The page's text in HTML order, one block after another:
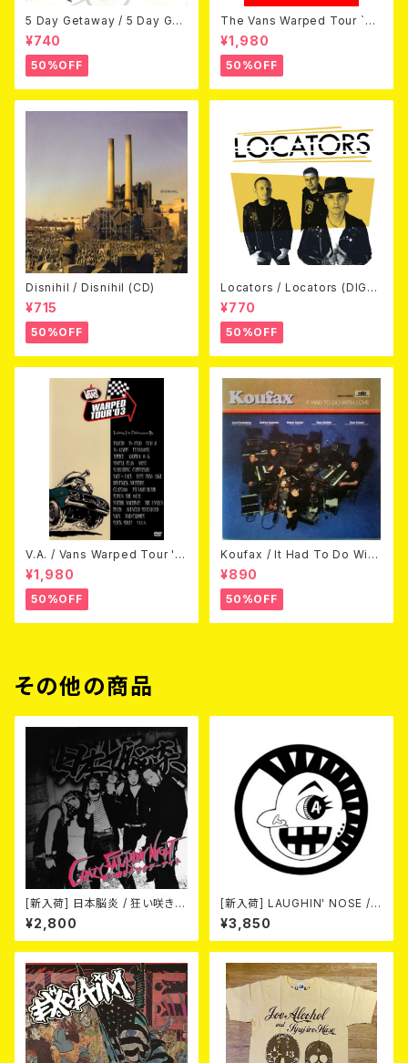
5 Day Getaway / 5 Day Get
away (CDEP)
¥740
50%OFF
The Vans Warped Tour `04
Beyond Warped (国内盤DV
D)
¥1,980
50%OFF
Disnihil / Disnihil (CD)
¥715
50%OFF
Locators / Locators (DIGPA
CK CD)
¥770
50%OFF
V.A. / Vans Warped Tour '0
3 (DVD)
¥1,980
50%OFF
Koufax / It Had To Do With
Love (CD)
¥890
50%OFF
その他の商品
[新入荷] 日本脳炎 / 狂い咲きサ
タデーナイト(CD)
¥2,800
[新入荷] LAUGHIN' NOSE / P
USSY FOR SALE (LP)
¥3,850